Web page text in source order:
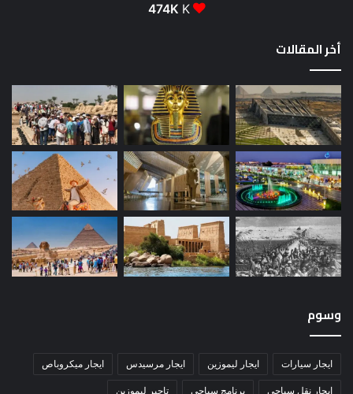
474K K
أخر المقالات
وسوم
ايجار سيارات ايجار ليموزين ايجار مرسيدس ايجار ميكروباص
ايجار نقل سياحي برنامج سياحي تاجير ليموزين